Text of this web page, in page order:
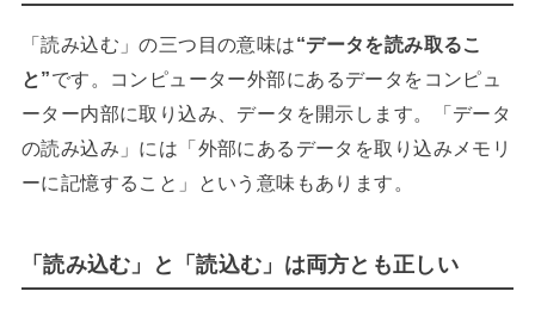
「読み込む」の三つ目の意味は“データを読み取るこ
と”です。コンピューター外部にあるデータをコンピュ
ーター内部に取り込み、データを開示します。「データ
の読み込み」には「外部にあるデータを取り込みメモリ
ーに記憶すること」という意味もあります。
「読み込む」と「読込む」は両方とも正しい